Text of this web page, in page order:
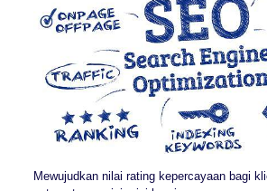
Mewujudkan nilai rating kepercayaan bagi